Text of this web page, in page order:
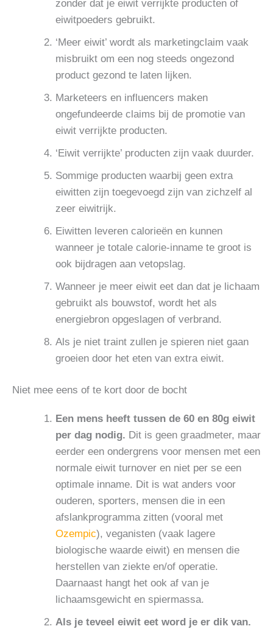
zonder dat je eiwit verrijkte producten of
eiwitpoeders gebruikt.
‘Meer eiwit’ wordt als marketingclaim vaak
misbruikt om een nog steeds ongezond
product gezond te laten lijken.
Marketeers en influencers maken
ongefundeerde claims bij de promotie van
eiwit verrijkte producten.
‘Eiwit verrijkte’ producten zijn vaak duurder.
Sommige producten waarbij geen extra
eiwitten zijn toegevoegd zijn van zichzelf al
zeer eiwitrijk.
Eiwitten leveren calorieën en kunnen
wanneer je totale calorie-inname te groot is
ook bijdragen aan vetopslag.
Wanneer je meer eiwit eet dan dat je lichaam
gebruikt als bouwstof, wordt het als
energiebron opgeslagen of verbrand.
Als je niet traint zullen je spieren niet gaan
groeien door het eten van extra eiwit.
Niet mee eens of te kort door de bocht
Een mens heeft tussen de 60 en 80g eiwit
per dag nodig. Dit is geen graadmeter, maar
eerder een ondergrens voor mensen met een
normale eiwit turnover en niet per se een
optimale inname. Dit is wat anders voor
ouderen, sporters, mensen die in een
afslankprogramma zitten (vooral met
Ozempic), veganisten (vaak lagere
biologische waarde eiwit) en mensen die
herstellen van ziekte en/of operatie.
Daarnaast hangt het ook af van je
lichaamsgewicht en spiermassa.
Als je teveel eiwit eet word je er dik van.